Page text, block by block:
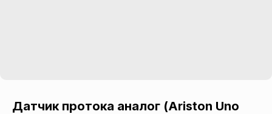
Датчик протока аналог (Ariston Uno